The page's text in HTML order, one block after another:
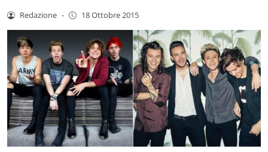
Redazione - 18 Ottobre 2015